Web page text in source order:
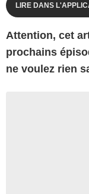
LIRE DANS
Attention, cet
prochains
ne voulez rien